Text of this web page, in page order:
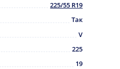
225/55 R19
Так
V
225
19